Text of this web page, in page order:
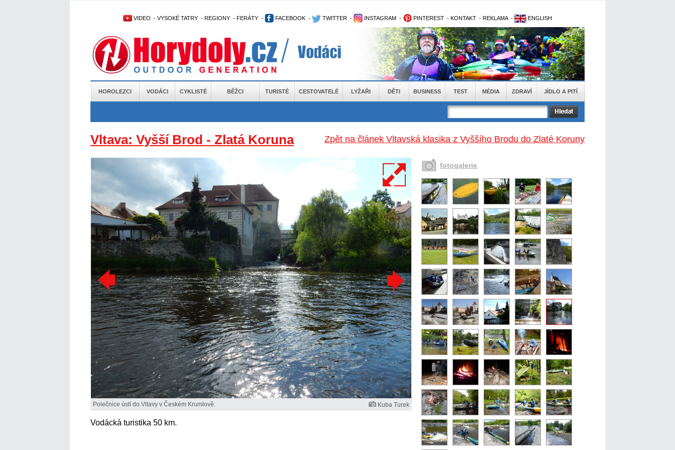
VIDEO - VYSOKÉ TATRY - REGIONY - FERÁTY - FACEBOOK - TWITTER - INSTAGRAM - PINTEREST - KONTAKT - REKLAMA - ENGLISH
HOROLEZCI VODÁCI CYKLISTÉ BĚŽCI TURISTÉ CESTOVATELÉ LYŽAŘI DĚTI BUSINESS TEST MÉDIA ZDRAVÍ JÍDLO A PITÍ
Zpět na článek Vltavská klasika z Vyššího Brodu do Zlaté Koruny
Vltava: Vyšší Brod - Zlatá Koruna
Polečnice ústí do Vltavy v Českém Krumlově. Kuba Turek
Vodácká turistika 50 km.
fotogalerie